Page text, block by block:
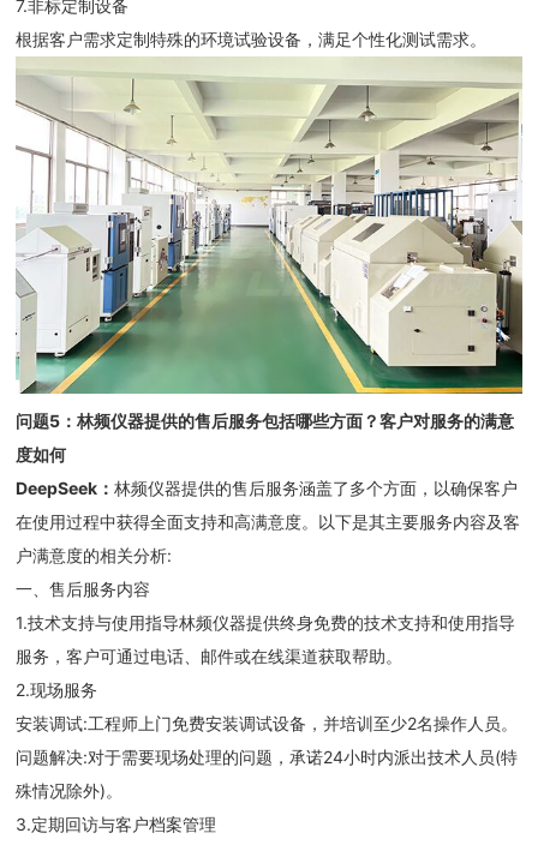
7.非标定制设备
根据客户需求定制特殊的环境试验设备，满足个性化测试需求。
问题5 ：林频仪器提供的售后服务包括哪些方面？客户对服务的满意
度如何
DeepSeek ：林频仪器提供的售后服务涵盖了多个方面，以确保客户
在使用过程中获得全面支持和高满意度。以下是其主要服务内容及客
户满意度的相关分析:
一、售后服务内容
1.技术支持与使用指导林频仪器提供终身免费的技术支持和使用指导
服务，客户可通过电话、邮件或在线渠道获取帮助。
2.现场服务
安装调试:工程师上门免费安装调试设备，并培训至少2名操作人员。
问题解决:对于需要现场处理的问题，承诺24小时内派出技术人员(特
殊情况除外)。
3.定期回访与客户档案管理